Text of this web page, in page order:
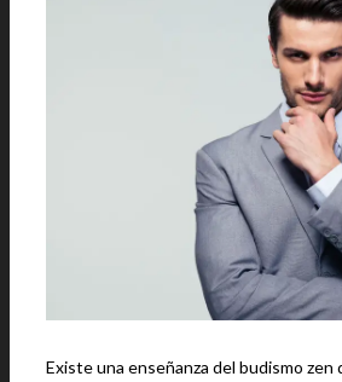
Existe una enseñanza del budismo zen